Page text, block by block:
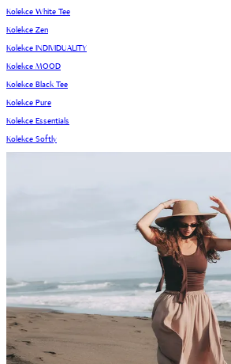
Kolekce White Tee
Kolekce Zen
Kolekce INDIVIDUALITY
Kolekce MOOD
Kolekce Black Tee
Kolekce Pure
Kolekce Essentials
Kolekce Softly